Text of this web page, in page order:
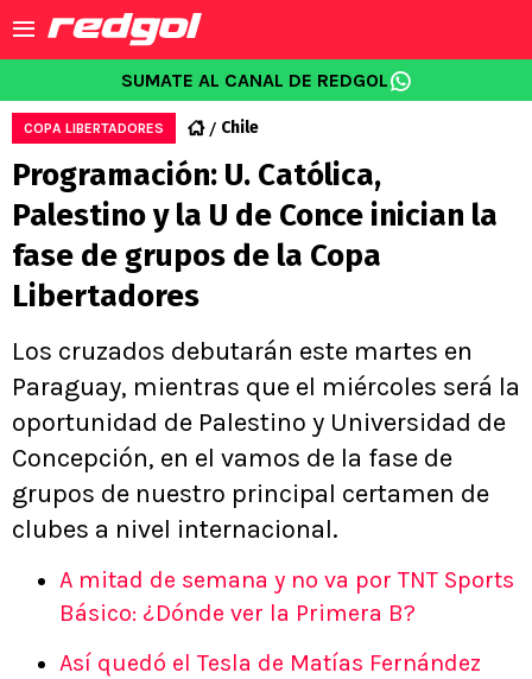
SUMATE AL CANAL DE REDGOL
COPA LIBERTADORES Chile
Programación: U. Católica,
Palestino y la U de Conce inician la
fase de grupos de la Copa
Libertadores
Los cruzados debutarán este martes en
Paraguay, mientras que el miércoles será la
oportunidad de Palestino y Universidad de
Concepción, en el vamos de la fase de
grupos de nuestro principal certamen de
clubes a nivel internacional.
A mitad de semana y no va por TNT Sports
Básico: ¿Dónde ver la Primera B?
Así quedó el Tesla de Matías Fernández